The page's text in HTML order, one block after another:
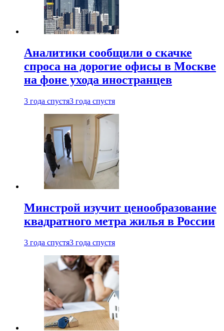
Аналитики сообщили о скачке
спроса на дорогие офисы в Москве
на фоне ухода иностранцев
3 года спустя3 года спустя
Минстрой изучит ценообразование
квадратного метра жилья в России
3 года спустя3 года спустя